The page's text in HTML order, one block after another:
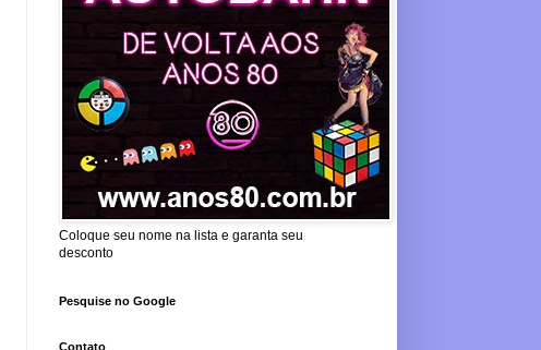
Coloque seu nome na lista e garanta seu
desconto
Pesquise no Google
Contato